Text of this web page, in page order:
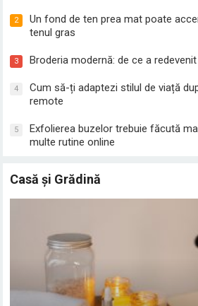
2
Un fond de ten prea mat poate
tenul gras
3 Broderia modernă: de ce a
4
Cum să-ți adaptezi stilul de viață
remote
5
Exfolierea buzelor trebuie făcută
multe rutine online
Casă și Grădină